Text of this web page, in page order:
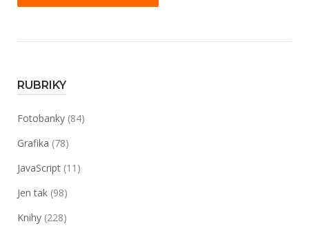
RUBRIKY
Fotobanky (84)
Grafika (78)
JavaScript (11)
Jen tak (98)
Knihy (228)